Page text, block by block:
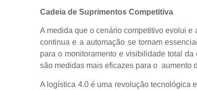
Cadeia de Suprimentos Competitiva
A medida que o cenário competitivo evolui
continua e a automação se tornam
para o monitoramento e visibilidade total
são medidas mais eficazes para o aumento
A logística 4.0 é uma revolução tecnológica